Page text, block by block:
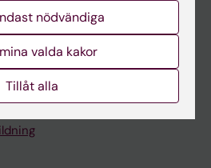
nödvändiga
valda kakor
Tillåt alla